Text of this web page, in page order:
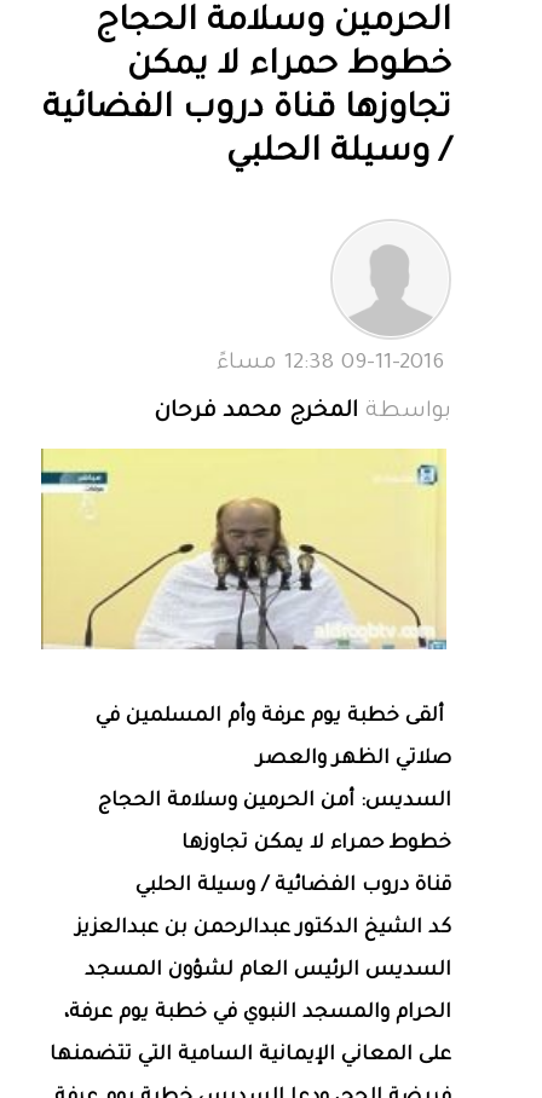
الحرمين وسلامة الحجاج
خطوط حمراء لا يمكن
تجاوزها قناة دروب الفضائية
/ وسيلة الحلبي
بواسطة المخرج محمد فرحان
ألقى خطبة يوم عرفة وأم المسلمين في
صلاتي الظهر والعصر
السديس: أمن الحرمين وسلامة الحجاج
خطوط حمراء لا يمكن تجاوزها
قناة دروب الفضائية / وسيلة الحلبي
كد الشيخ الدكتور عبدالرحمن بن عبدالعزيز
السديس الرئيس العام لشؤون المسجد
الحرام والمسجد النبوي في خطبة يوم عرفة،
على المعاني الإيمانية السامية التي تتضمنها